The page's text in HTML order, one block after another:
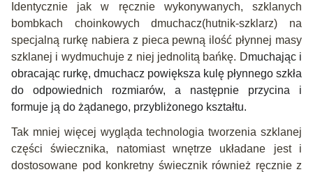
Identycznie jak w ręcznie wykonywanych, szklanych
bombkach choinkowych dmuchacz(hutnik-szklarz) na
specjalną rurkę nabiera z pieca pewną ilość płynnej masy
szklanej i wydmuchuje z niej jednolitą bańkę. Dmuchając i
obracając rurkę, dmuchacz powiększa kulę płynnego szkła
do odpowiednich rozmiarów, a następnie przycina i
formuje ją do żądanego, przybliżonego kształtu.
Tak mniej więcej wygląda technologia tworzenia szklanej
części świecznika, natomiast wnętrze układane jest i
dostosowane pod konkretny świecznik również ręcznie z